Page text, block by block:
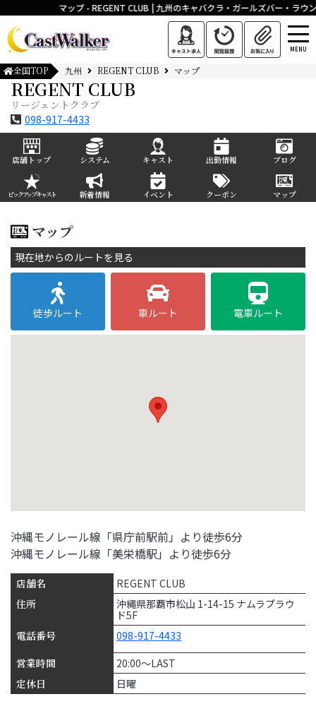
マップ - REGENT CLUB | 九州のキャバクラ・ガールズバー・ラウ
MENU
全国TOP 九州 REGENT CLUB マップ
REGENT CLUB
リージェントクラブ
098-917-4433
店舗トップ システム キャスト 出勤情報 ブログ
新着情報 イベント クーポン マップ
マップ
現在地からのルートを見る
徒歩ルート 車ルート 電車ルート
沖縄モノレール線「県庁前駅前」より徒歩6分
沖縄モノレール線「美栄橋駅」より徒歩6分
店舗名
REGENT CLUB
住所
沖縄県那覇市松山 1-14-15 ナムラプラウ
ド5F
電話番号
098-917-4433
営業時間
20:00〜LAST
定休日
日曜